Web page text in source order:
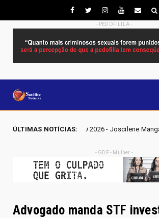
- PEDOFILILA -
ÚLTIMAS NOTÍCIAS:
GO 2026 - Joscilene Mangão lidera disputa
- GDF - Mulher -
Advogado manda STF